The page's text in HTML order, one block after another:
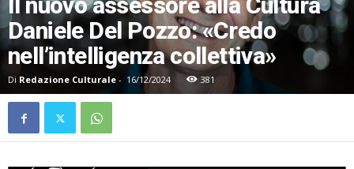
Daniele Del Pozzo: «Credo
nell’intelligenza collettiva»
Di Redazione Culturale - 16/12/2024 381